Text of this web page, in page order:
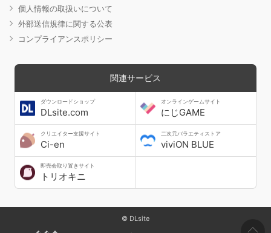
個人情報の取扱いについて
外部送信規律に関する公表
コンプライアンスポリシー
関連サービス
ダウンロードショップ
DLsite.com
オンラインゲームサイト
にじGAME
クリエイター支援サイト
Ci-en
二次元バラエティストア
viviON BLUE
即売会取り置きサイト
トリオキニ
© DLsite